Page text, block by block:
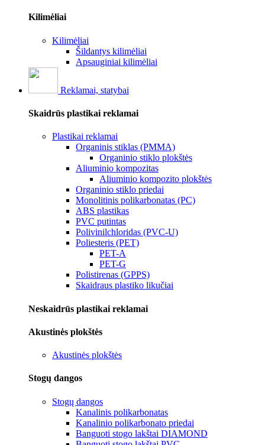
Kilimėliai
Kilimėliai
Šildantys kilimėliai
Apsauginiai kilimėliai
Reklamai, statybai
Skaidrūs plastikai reklamai
Plastikai reklamai
Organinis stiklas (PMMA)
Organinio stiklo plokštės
Aliuminio kompozitas
Aliuminio kompozito plokštės
Organinio stiklo priedai
Monolitinis polikarbonatas (PC)
ABS plastikas
PVC putintas
Polivinilchloridas (PVC-U)
Poliesteris (PET)
PET-A
PET-G
Polistirenas (GPPS)
Skaidraus plastiko likučiai
Neskaidrūs plastikai reklamai
Akustinės plokštės
Akustinės plokštės
Stogų dangos
Stogų dangos
Kanalinis polikarbonatas
Kanalinio polikarbonato priedai
Banguoti stogo lakštai DIAMOND